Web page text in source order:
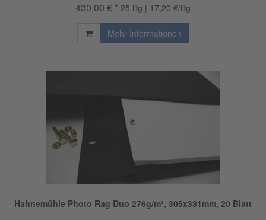
430,00 € * 25 Bg | 17,20 €/Bg
Mehr Informationen
Hahnemühle Photo Rag Duo 276g/m², 305x331mm, 20 Blatt